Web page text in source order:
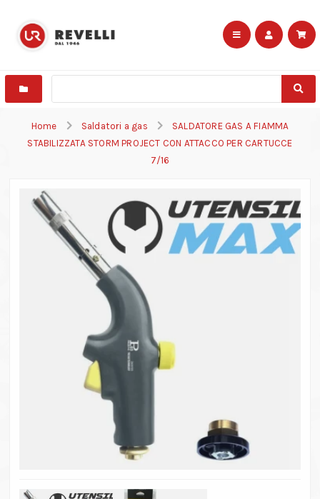
Home Saldatori a gas
SALDATORE GAS A FIAMMA
STABILIZZATA STORM PROJECT CON ATTACCO PER CARTUCCE
7/16